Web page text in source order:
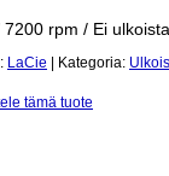
7200 rpm / Ei
LaCie | Kategoria:
tämä tuote